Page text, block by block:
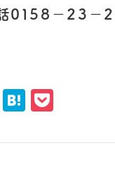
０１５８－２３－２
LineHatena